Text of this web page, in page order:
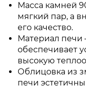
Масса камней
мягкий пар, а
его качество.
Материал печи
обеспечивает
высокую
Облицовка из
печи